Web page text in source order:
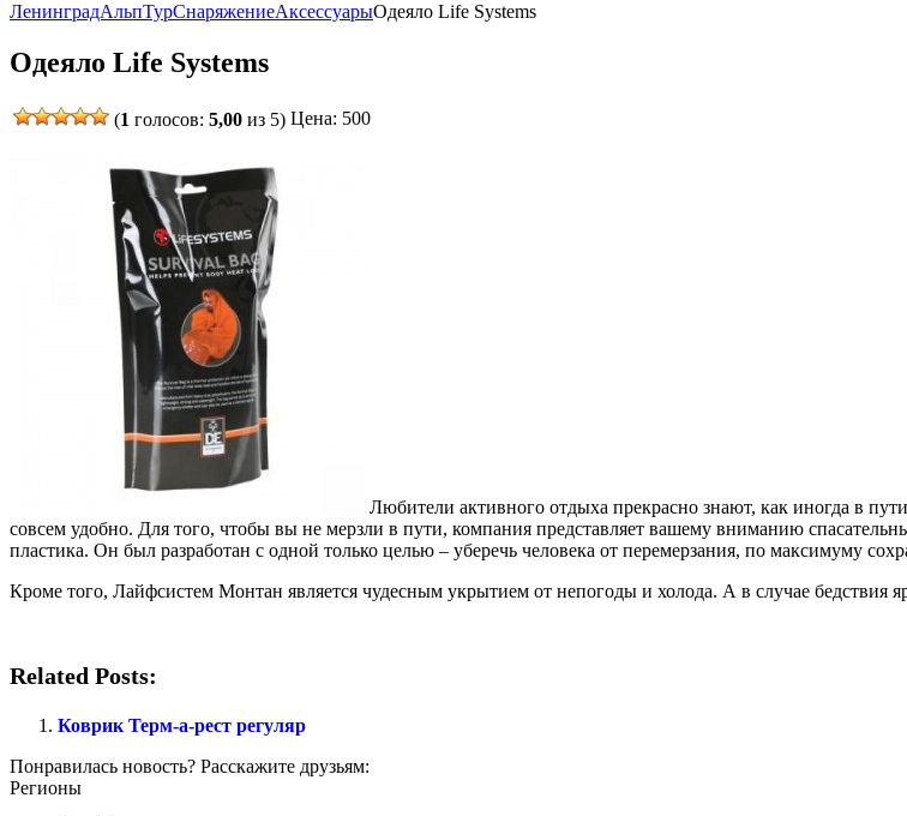
ЛенинградАльпТурСнаряжениеАксессуарыОдеяло Life Systems
Одеяло Life Systems
(1 голосов: 5,00 из 5) Цена: 500
Любители активного отдыха прекрасно знают, как иногда в
совсем удобно. Для того, чтобы вы не мерзли в пути, компания представляет вашему вниманию
пластика. Он был разработан с одной только целью – уберечь человека от перемерзания, по максимуму
Кроме того, Лайфсистем Монтан является чудесным укрытием от непогоды и холода. А в случае бедствия
Related Posts:
Коврик Терм-а-рест регуляр
Понравилась новость? Расскажите друзьям:
Регионы